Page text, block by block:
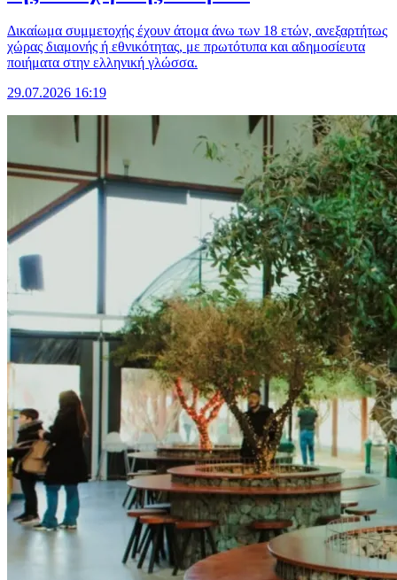
Δικαίωμα συμμετοχής έχουν άτομα άνω των 18 ετών, ανεξαρτήτως
χώρας διαμονής ή εθνικότητας, με πρωτότυπα και αδημοσίευτα
ποιήματα στην ελληνική γλώσσα.
29.07.2026 16:19